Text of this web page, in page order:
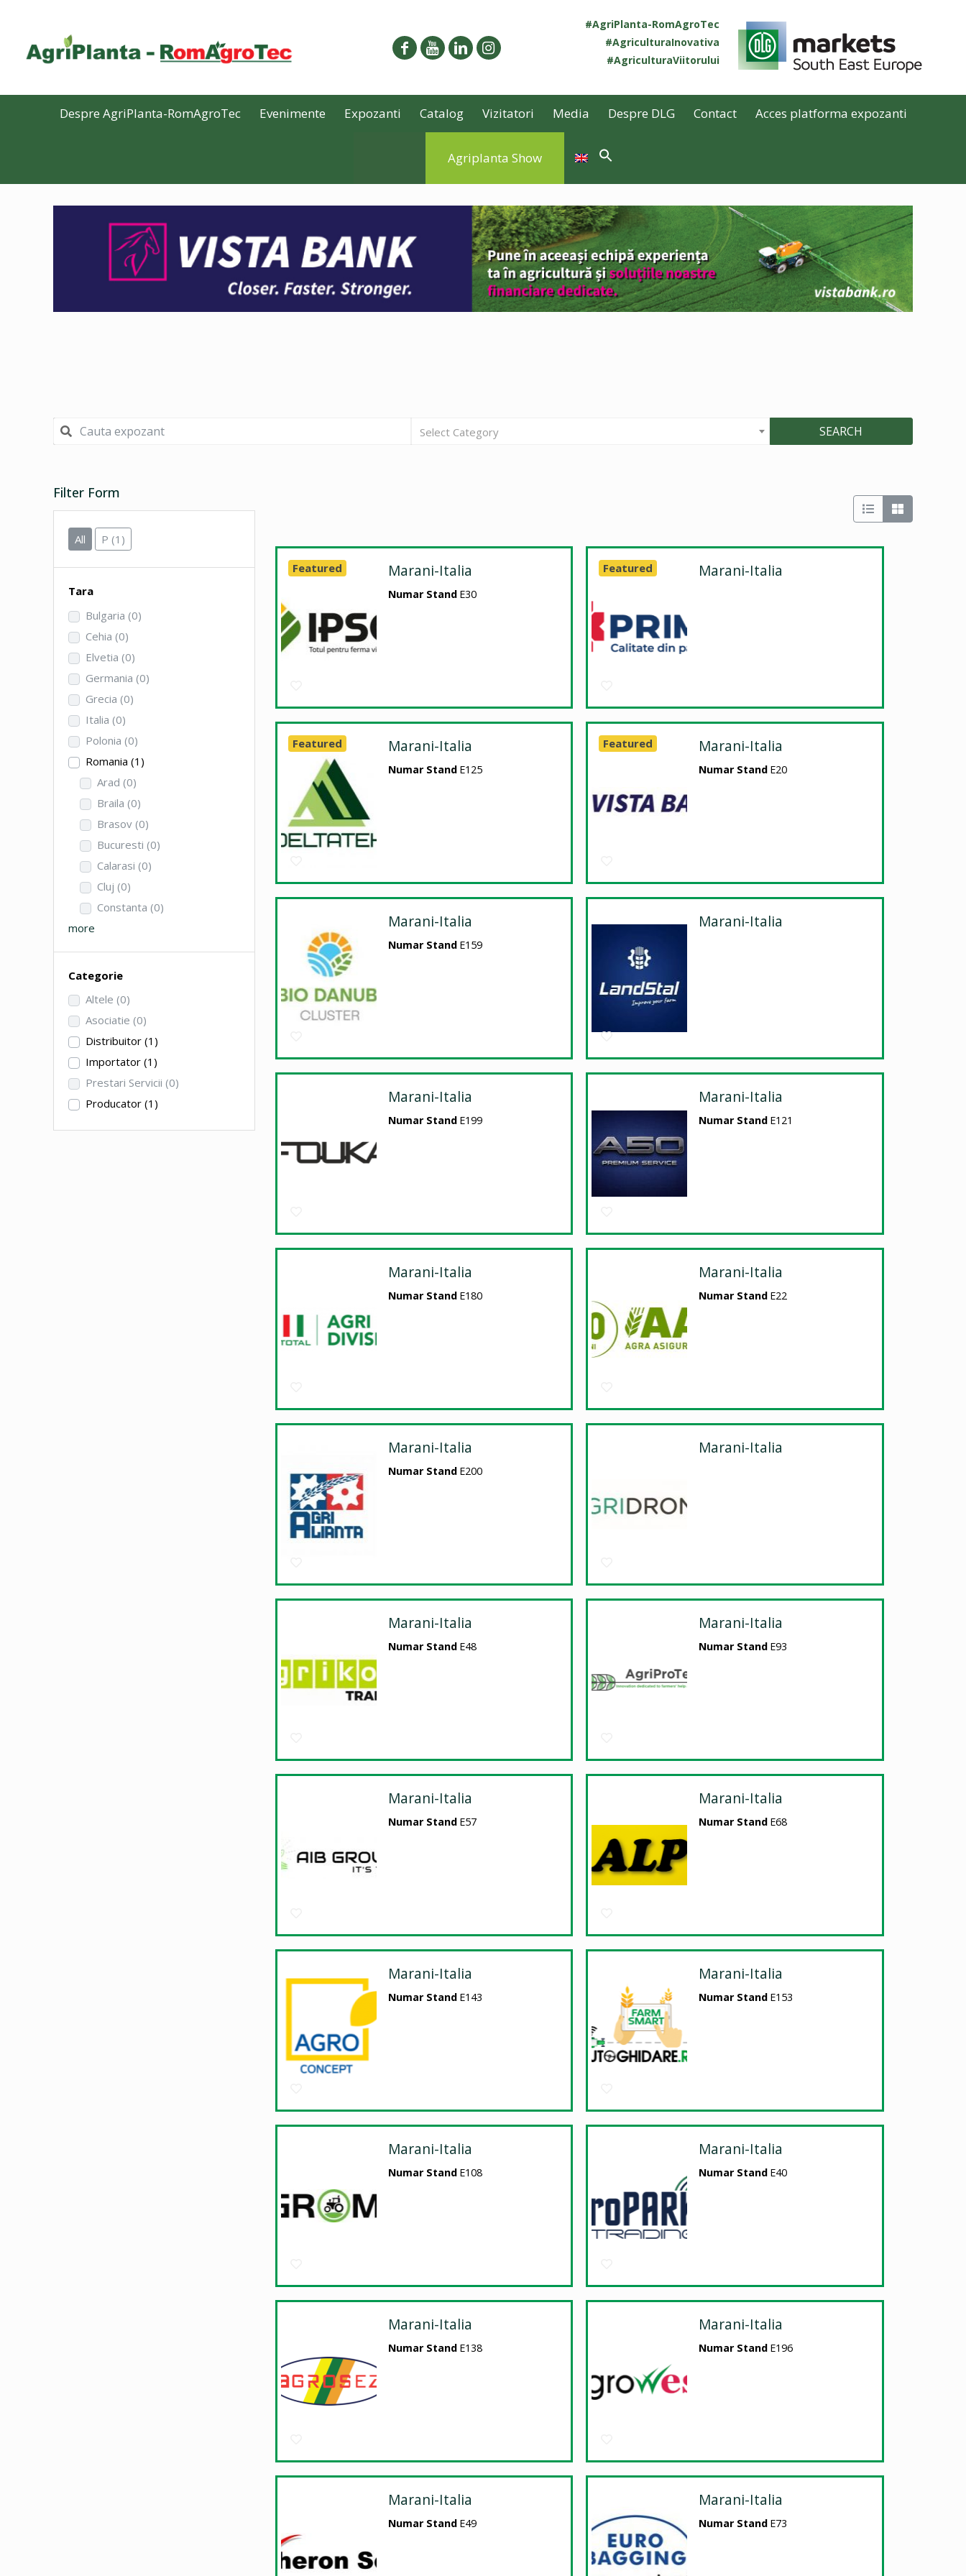
#AgriPlanta-RomAgroTec
#AgriculturaInovativa
#AgriculturaViitorului
Despre AgriPlanta-RomAgroTec Evenimente Expozanti Catalog Vizitatori Media Despre DLG Contact Acces platforma expozanti
Agriplanta Show
Select Category SEARCH
Filter Form
All P (1)
Tara
Bulgaria (0)
Cehia (0)
Elvetia (0)
Germania (0)
Grecia (0)
Italia (0)
Polonia (0)
Romania(1)
Arad (0)
Braila (0)
Brasov (0)
Bucuresti (0)
Calarasi (0)
Cluj (0)
Constanta (0)
more
Categorie
Altele (0)
Asociatie (0)
Distribuitor(1)
Importator(1)
Prestari Servicii (0)
Producator(1)
Marani-Italia
Numar Stand E30
Featured Marani-Italia
Featured
Marani-Italia
Numar Stand E125
Featured Marani-Italia
Numar Stand E20
Featured
Marani-Italia
Numar Stand E159
Marani-Italia
Marani-Italia
Numar Stand E199
Marani-Italia
Numar Stand E121
Marani-Italia
Numar Stand E180
Marani-Italia
Numar Stand E22
Marani-Italia
Numar Stand E200
Marani-Italia
Marani-Italia
Numar Stand E48
Marani-Italia
Numar Stand E93
Marani-Italia
Numar Stand E57
Marani-Italia
Numar Stand E68
Marani-Italia
Numar Stand E143
Marani-Italia
Numar Stand E153
Marani-Italia
Numar Stand E108
Marani-Italia
Numar Stand E40
Marani-Italia
Numar Stand E138
Marani-Italia
Numar Stand E196
Marani-Italia
Numar Stand E49
Marani-Italia
Numar Stand E73